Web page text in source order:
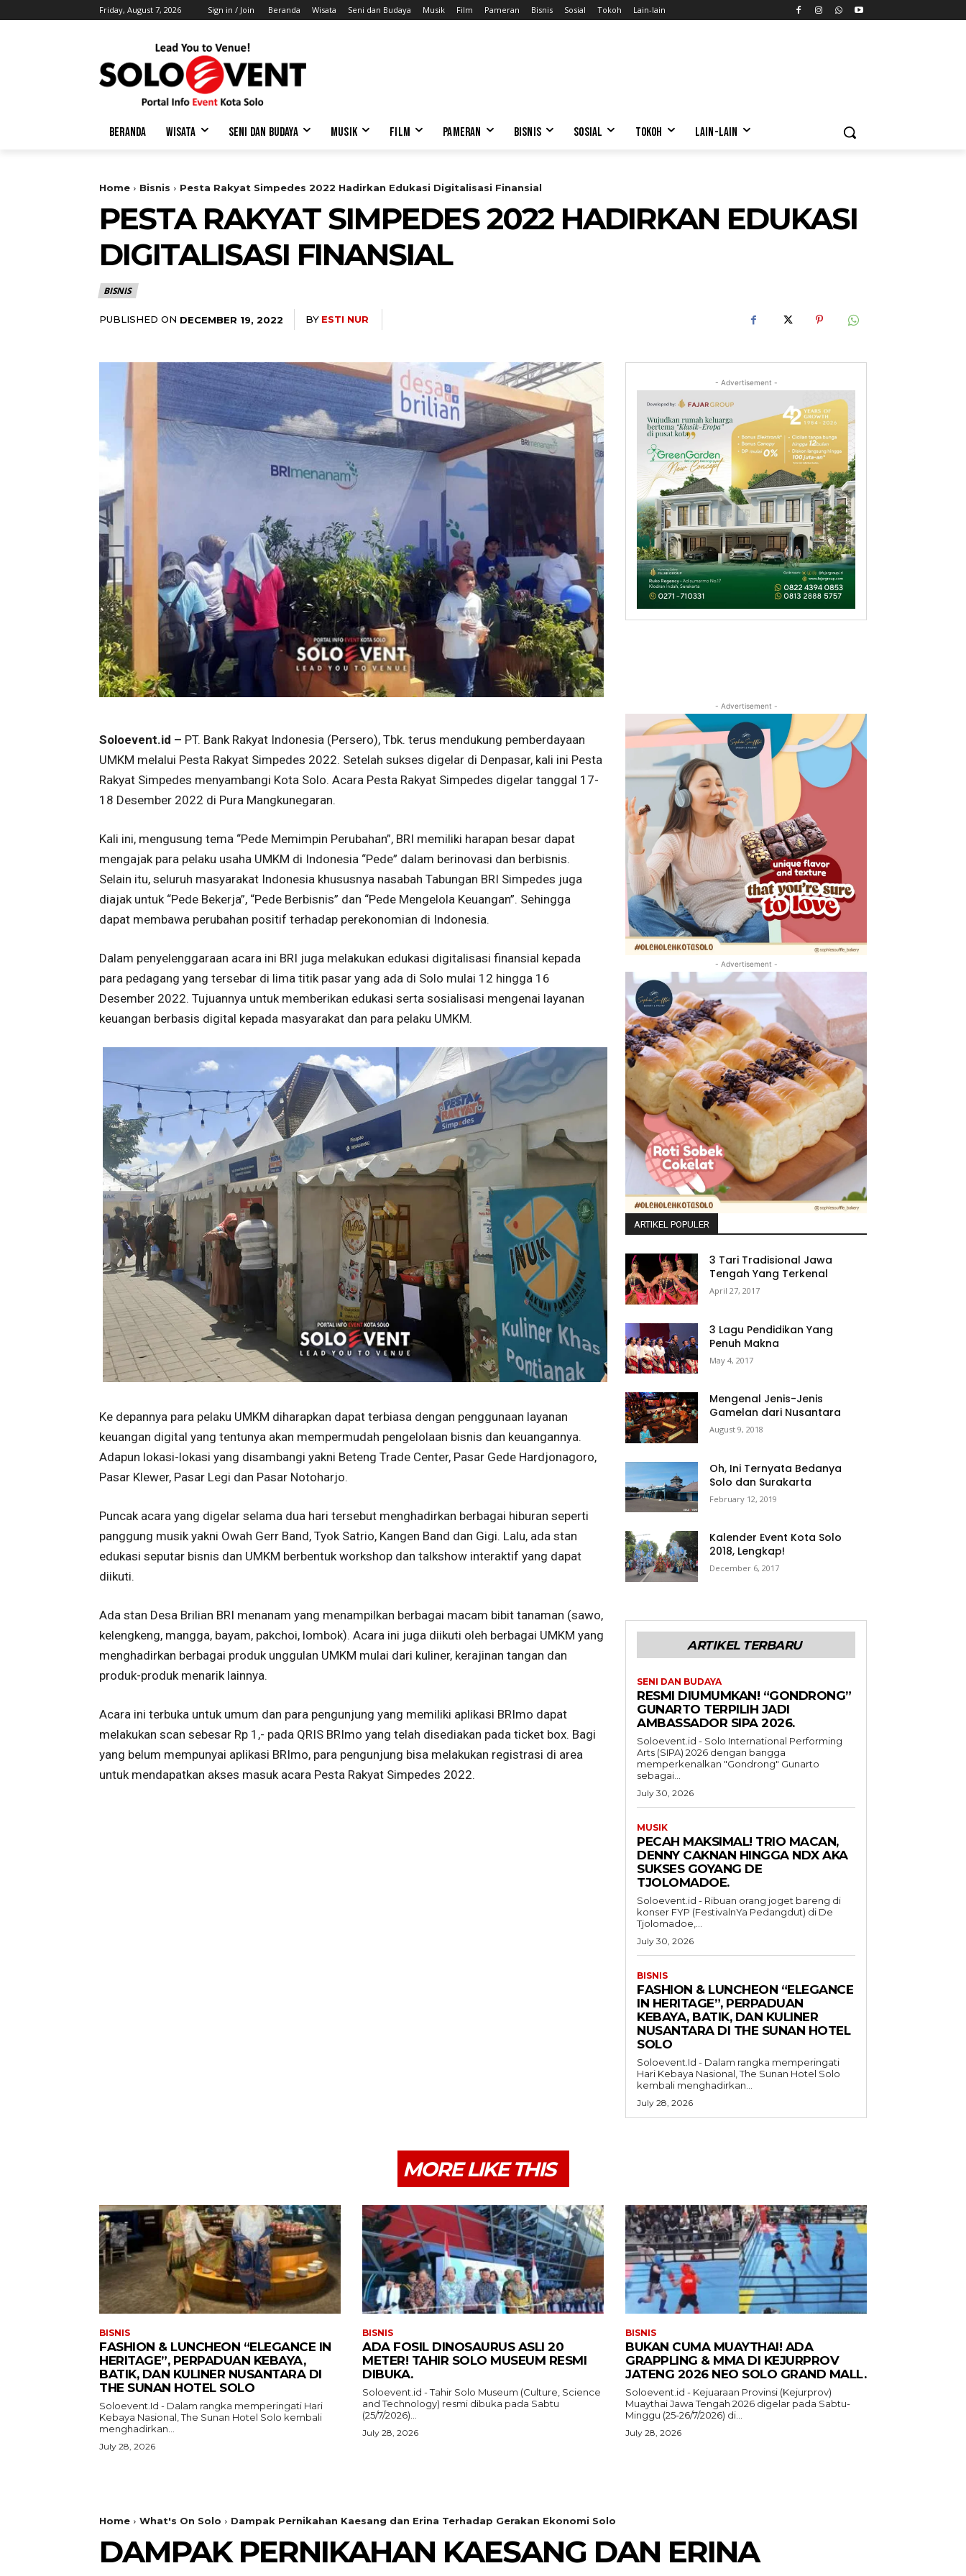
Friday, August 7, 2026 Sign in / Join Beranda Wisata Seni dan Budaya Musik Film Pameran Bisnis Sosial Tokoh Lain-lain
BERANDA WISATA SENI DAN BUDAYA MUSIK FILM PAMERAN BISNIS SOSIAL TOKOH LAIN-LAIN
Home Bisnis Pesta Rakyat Simpedes 2022 Hadirkan Edukasi Digitalisasi Finansial
PESTA RAKYAT SIMPEDES 2022 HADIRKAN EDUKASI
DIGITALISASI FINANSIAL
BISNIS
PUBLISHED ON DECEMBER 19, 2022 BY ESTI NUR
- Advertisement -
Soloevent.id – PT. Bank Rakyat Indonesia (Persero), Tbk. terus mendukung pemberdayaan
UMKM melalui Pesta Rakyat Simpedes 2022. Setelah sukses digelar di Denpasar, kali ini Pesta
Rakyat Simpedes menyambangi Kota Solo. Acara Pesta Rakyat Simpedes digelar tanggal 17-
18 Desember 2022 di Pura Mangkunegaran.
Kali ini, mengusung tema “Pede Memimpin Perubahan”, BRI memiliki harapan besar dapat
mengajak para pelaku usaha UMKM di Indonesia “Pede” dalam berinovasi dan berbisnis.
Selain itu, seluruh masyarakat Indonesia khususnya nasabah Tabungan BRI Simpedes juga
diajak untuk “Pede Bekerja”, “Pede Berbisnis” dan “Pede Mengelola Keuangan”. Sehingga
dapat membawa perubahan positif terhadap perekonomian di Indonesia.
Dalam penyelenggaraan acara ini BRI juga melakukan edukasi digitalisasi finansial kepada
para pedagang yang tersebar di lima titik pasar yang ada di Solo mulai 12 hingga 16
Desember 2022. Tujuannya untuk memberikan edukasi serta sosialisasi mengenai layanan
keuangan berbasis digital kepada masyarakat dan para pelaku UMKM.
Ke depannya para pelaku UMKM diharapkan dapat terbiasa dengan penggunaan layanan
keuangan digital yang tentunya akan mempermudah pengelolaan bisnis dan keuangannya.
Adapun lokasi-lokasi yang disambangi yakni Beteng Trade Center, Pasar Gede Hardjonagoro,
Pasar Klewer, Pasar Legi dan Pasar Notoharjo.
Puncak acara yang digelar selama dua hari tersebut menghadirkan berbagai hiburan seperti
panggung musik yakni Owah Gerr Band, Tyok Satrio, Kangen Band dan Gigi. Lalu, ada stan
edukasi seputar bisnis dan UMKM berbentuk workshop dan talkshow interaktif yang dapat
diikuti.
Ada stan Desa Brilian BRI menanam yang menampilkan berbagai macam bibit tanaman (sawo,
kelengkeng, mangga, bayam, pakchoi, lombok). Acara ini juga diikuti oleh berbagai UMKM yang
menghadirkan berbagai produk unggulan UMKM mulai dari kuliner, kerajinan tangan dan
produk-produk menarik lainnya.
Acara ini terbuka untuk umum dan para pengunjung yang memiliki aplikasi BRImo dapat
melakukan scan sebesar Rp 1,- pada QRIS BRImo yang telah disediakan pada ticket box. Bagi
yang belum mempunyai aplikasi BRImo, para pengunjung bisa melakukan registrasi di area
untuk mendapatkan akses masuk acara Pesta Rakyat Simpedes 2022.
- Advertisement -
- Advertisement -
ARTIKEL POPULER
3 Tari Tradisional Jawa
Tengah Yang Terkenal
April 27, 2017
3 Lagu Pendidikan Yang
Penuh Makna
May 4, 2017
Mengenal Jenis-Jenis
Gamelan dari Nusantara
August 9, 2018
Oh, Ini Ternyata Bedanya
Solo dan Surakarta
February 12, 2019
Kalender Event Kota Solo
2018, Lengkap!
December 6, 2017
ARTIKEL TERBARU
SENI DAN BUDAYA
RESMI DIUMUMKAN! “GONDRONG”
GUNARTO TERPILIH JADI
AMBASSADOR SIPA 2026.
Soloevent.id - Solo International Performing
Arts (SIPA) 2026 dengan bangga
memperkenalkan "Gondrong" Gunarto
sebagai...
July 30, 2026
MUSIK
PECAH MAKSIMAL! TRIO MACAN,
DENNY CAKNAN HINGGA NDX AKA
SUKSES GOYANG DE
TJOLOMADOE.
Soloevent.id - Ribuan orang joget bareng di
konser FYP (FestivalnYa Pedangdut) di De
Tjolomadoe,...
July 30, 2026
BISNIS
FASHION & LUNCHEON “ELEGANCE
IN HERITAGE”, PERPADUAN
KEBAYA, BATIK, DAN KULINER
NUSANTARA DI THE SUNAN HOTEL
SOLO
Soloevent.Id - Dalam rangka memperingati
Hari Kebaya Nasional, The Sunan Hotel Solo
kembali menghadirkan...
July 28, 2026
MORE LIKE THIS
BISNIS
FASHION & LUNCHEON “ELEGANCE IN
HERITAGE”, PERPADUAN KEBAYA,
BATIK, DAN KULINER NUSANTARA DI
THE SUNAN HOTEL SOLO
Soloevent.Id - Dalam rangka memperingati Hari
Kebaya Nasional, The Sunan Hotel Solo kembali
menghadirkan...
July 28, 2026
BISNIS
ADA FOSIL DINOSAURUS ASLI 20
METER! TAHIR SOLO MUSEUM RESMI
DIBUKA.
Soloevent.id - Tahir Solo Museum (Culture, Science
and Technology) resmi dibuka pada Sabtu
(25/7/2026)...
July 28, 2026
BISNIS
BUKAN CUMA MUAYTHAI! ADA
GRAPPLING & MMA DI KEJURPROV
JATENG 2026 NEO SOLO GRAND MALL.
Soloevent.id - Kejuaraan Provinsi (Kejurprov)
Muaythai Jawa Tengah 2026 digelar pada Sabtu-
Minggu (25-26/7/2026) di...
July 28, 2026